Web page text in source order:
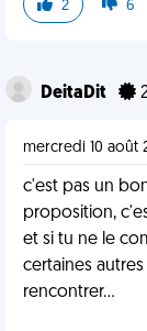
2 6
DeitaDit
mercredi 10 août
c'est pas un
proposition,
et si tu ne le
certaines
rencontrer...